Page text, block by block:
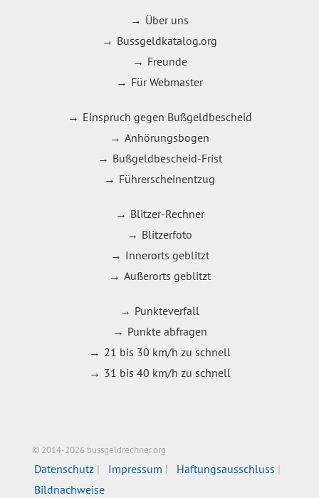
Über uns
Bussgeldkatalog.org
Freunde
Für Webmaster
Einspruch gegen Bußgeldbescheid
Anhörungsbogen
Bußgeldbescheid-Frist
Führerscheinentzug
Blitzer-Rechner
Blitzerfoto
Innerorts geblitzt
Außerorts geblitzt
Punkteverfall
Punkte abfragen
21 bis 30 km/h zu schnell
31 bis 40 km/h zu schnell
© 2014-2026 bussgeldrechner.org
Datenschutz Impressum
Haftungsausschluss
Bildnachweise